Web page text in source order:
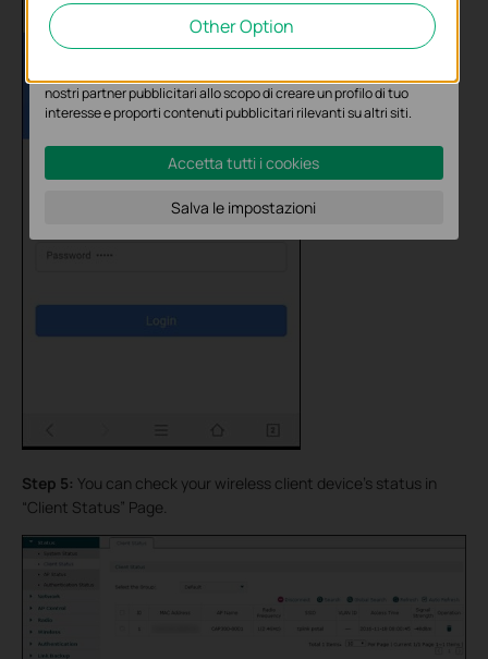
Step 5: You can check your wireless client device’s status in
“Client Status” Page.
Other Option
I cookies analitici ci permettono di analizzare le tue attività sul
nostro sito allo scopo di migliorarne le funzionalità.
nostri partner pubblicitari allo scopo di creare un profilo di tuo
interesse e proporti contenuti pubblicitari rilevanti su altri siti.
Accetta tutti i cookies
Salva le impostazioni